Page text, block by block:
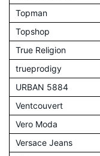
Topman
Topshop
True Religion
trueprodigy
URBAN 5884
Ventcouvert
Vero Moda
Versace Jeans